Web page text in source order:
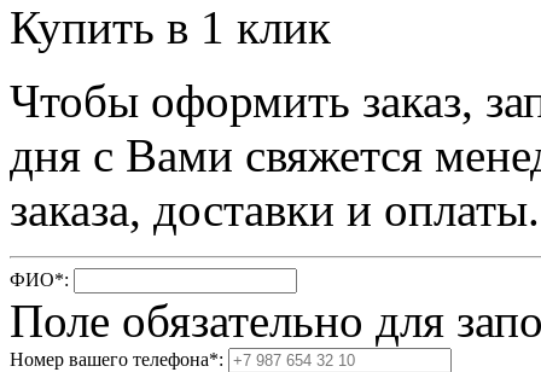
Купить в 1 клик
Чтобы оформить заказ,
дня с Вами свяжется
заказа, доставки и оплаты.
ФИО*:
Поле обязательно для
Номер вашего телефона*: